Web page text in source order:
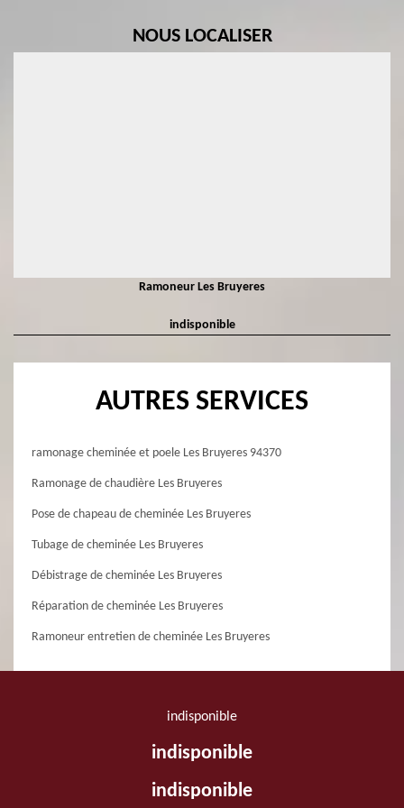
NOUS LOCALISER
Ramoneur Les Bruyeres
indisponible
AUTRES SERVICES
ramonage cheminée et poele Les Bruyeres 94370
Ramonage de chaudière Les Bruyeres
Pose de chapeau de cheminée Les Bruyeres
Tubage de cheminée Les Bruyeres
Débistrage de cheminée Les Bruyeres
Réparation de cheminée Les Bruyeres
Ramoneur entretien de cheminée Les Bruyeres
indisponible
indisponible
indisponible